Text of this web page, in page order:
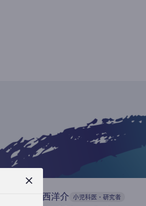
今西洋介 小児科医・研究者